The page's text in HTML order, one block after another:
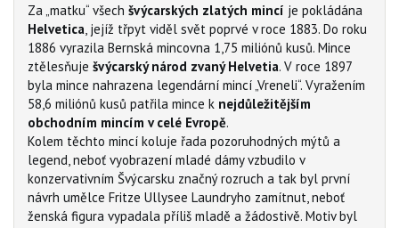
Za „matku“ všech švýcarských zlatých mincí je pokládána
Helvetica , jejíž třpyt viděl svět poprvé v roce 1883. Do roku
1886 vyrazila Bernská mincovna 1,75 miliónů kusů. Mince
ztělesňuje švýcarský národ zvaný Helvetia. V roce 1897
byla mince nahrazena legendární mincí „Vreneli“. Vyražením
58,6 miliónů kusů patřila mince k nejdůležitějším
obchodním mincím v celé Evropě.
Kolem těchto mincí koluje řada pozoruhodných mýtů a
legend, neboť vyobrazení mladé dámy vzbudilo v
konzervativním Švýcarsku značný rozruch a tak byl první
návrh umělce Fritze Ullysee Laundryho zamítnut, neboť
ženská figura vypadala příliš mladě a žádostivě. Motiv byl